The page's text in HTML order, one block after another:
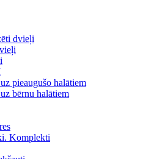
dvieļi
pieaugušo halātiem
bērnu halātiem
Komplekti